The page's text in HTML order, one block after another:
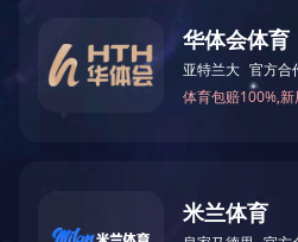
BY77128-11